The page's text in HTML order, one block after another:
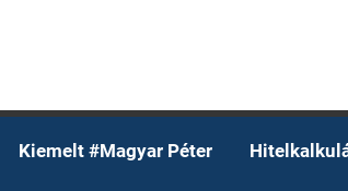
Kiemelt #Magyar Péter